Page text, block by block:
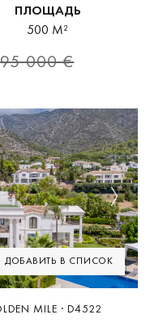
стиль жизни.
горы Ла...
ПЛОЩАДЬ
500 M²
000 €
ДОБАВИТЬ В СПИСОК
Next
MILE · D4522